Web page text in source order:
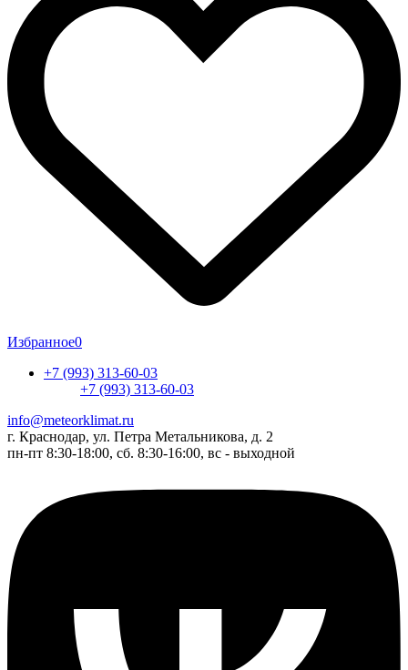
Избранное0
+7 (993) 313-60-03
+7 (993) 313-60-03
info@meteorklimat.ru
г. Краснодар, ул. Петра Метальникова, д. 2
пн-пт 8:30-18:00, сб. 8:30-16:00, вс - выходной